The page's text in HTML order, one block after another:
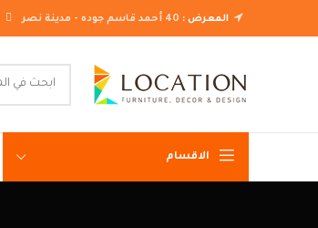
المعرض :
الاقسام